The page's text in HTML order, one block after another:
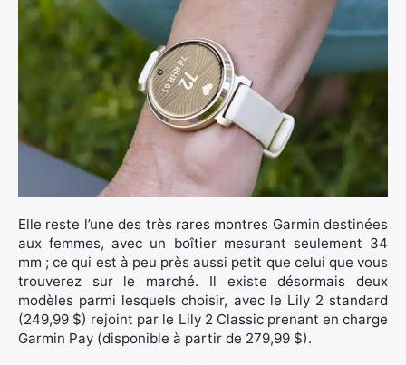
Elle reste l’une des très rares montres Garmin destinées
aux femmes, avec un boîtier mesurant seulement 34
mm ; ce qui est à peu près aussi petit que celui que vous
trouverez sur le marché. Il existe désormais deux
modèles parmi lesquels choisir, avec le Lily 2 standard
(249,99 $) rejoint par le Lily 2 Classic prenant en charge
Garmin Pay (disponible à partir de 279,99 $).